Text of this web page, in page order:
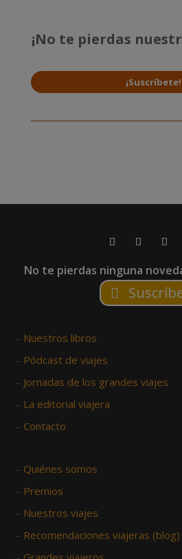
¡No te pierdas
¡Suscríbete!
No te pierdas ninguna
– Nuestros libros
– Pódcast de viajes
– Jornadas de los grandes viajes
– La editorial viajera
– Contacto
– Quiénes somos
– Premios
– Nuestros viajes
– Recomendaciones viajeras (blog)